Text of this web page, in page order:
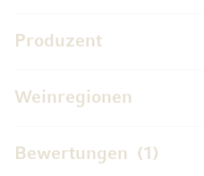
Produzent
Weinregionen
Bewertungen 1